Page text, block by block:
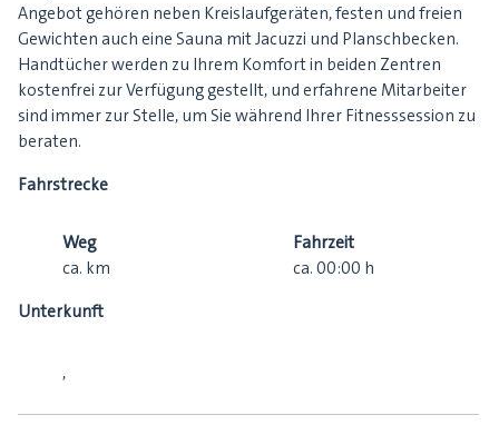
Angebot gehören neben Kreislaufgeräten, festen und freien
Gewichten auch eine Sauna mit Jacuzzi und Planschbecken.
Handtücher werden zu Ihrem Komfort in beiden Zentren
kostenfrei zur Verfügung gestellt, und erfahrene Mitarbeiter
sind immer zur Stelle, um Sie während Ihrer Fitnesssession zu
beraten.
Fahrstrecke
Weg
ca. km
Fahrzeit
ca. 00:00 h
Unterkunft
,